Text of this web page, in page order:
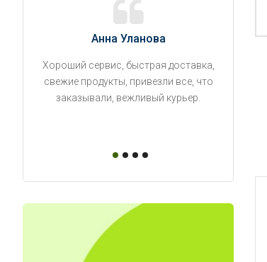
Анна Уланова
Хороший сервис, быстрая доставка,
свежие продукты, привезли все, что
заказывали, вежливый курьер.